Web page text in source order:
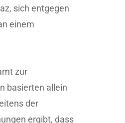
sich entgegen
einem
zur
basierten allein
der
ergibt, dass